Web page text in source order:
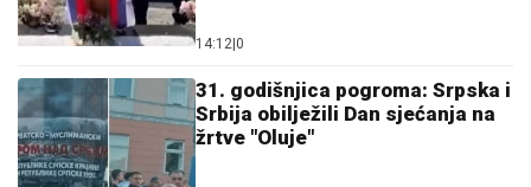
14:12 0
31. godišnjica pogroma: Srpska i
Srbija obilježili Dan sjećanja na
žrtve "Oluje"